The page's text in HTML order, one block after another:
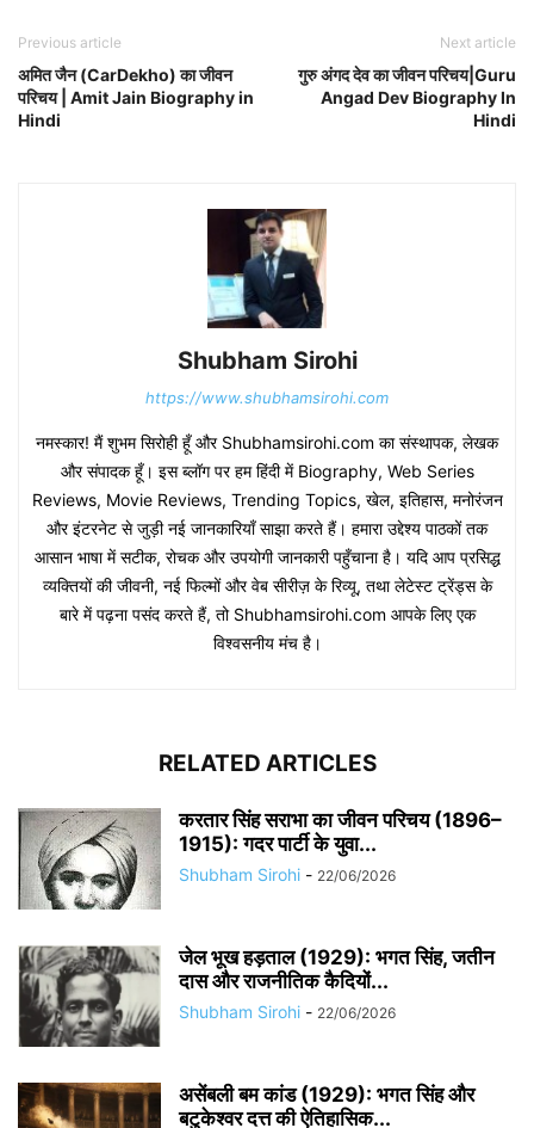
Previous article
अमित जैन (CarDekho) का जीवन
परिचय | Amit Jain Biography in
Hindi
Next article
गुरु अंगद देव का जीवन परिचय|Guru
Angad Dev Biography In
Hindi
Shubham Sirohi
https://www.shubhamsirohi.com
नमस्कार! मैं शुभम सिरोही हूँ और Shubhamsirohi.com का संस्थापक, लेखक
और संपादक हूँ। इस ब्लॉग पर हम हिंदी में Biography, Web Series
Reviews, Movie Reviews, Trending Topics, खेल, इतिहास, मनोरंजन
और इंटरनेट से जुड़ी नई जानकारियाँ साझा करते हैं। हमारा उद्देश्य पाठकों तक
आसान भाषा में सटीक, रोचक और उपयोगी जानकारी पहुँचाना है। यदि आप प्रसिद्ध
व्यक्तियों की जीवनी, नई फिल्मों और वेब सीरीज़ के रिव्यू, तथा लेटेस्ट ट्रेंड्स के
बारे में पढ़ना पसंद करते हैं, तो Shubhamsirohi.com आपके लिए एक
विश्वसनीय मंच है।
RELATED ARTICLES
करतार सिंह सराभा का जीवन परिचय (1896–
1915): गदर पार्टी के युवा...
Shubham Sirohi - 22/06/2026
जेल भूख हड़ताल (1929): भगत सिंह, जतीन
दास और राजनीतिक कैदियों...
Shubham Sirohi - 22/06/2026
असेंबली बम कांड (1929): भगत सिंह और
बटुकेश्वर दत्त की ऐतिहासिक...